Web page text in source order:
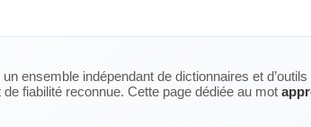
un ensemble indépendant de dictionnaires et
fiabilité reconnue. Cette page dédiée au mot